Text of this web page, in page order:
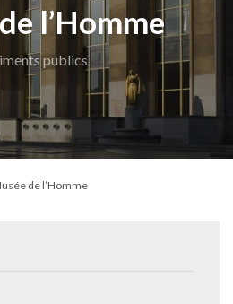
l’Homme
publics
de l’Homme